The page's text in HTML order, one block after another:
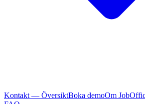
Kontakt — ÖversiktBoka demoOm